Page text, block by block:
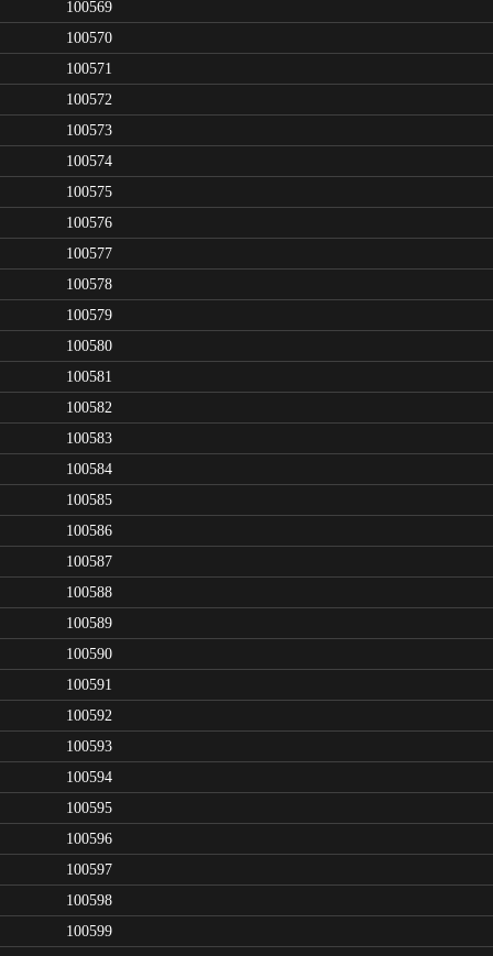
100569
100570
100571
100572
100573
100574
100575
100576
100577
100578
100579
100580
100581
100582
100583
100584
100585
100586
100587
100588
100589
100590
100591
100592
100593
100594
100595
100596
100597
100598
100599